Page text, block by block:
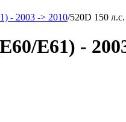
- 2003 -> 2010/520D 150 л.с.
E61) -